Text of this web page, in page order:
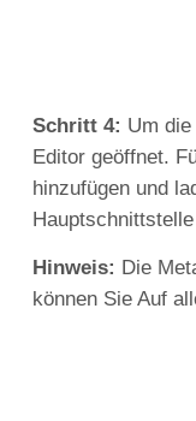
Schritt 4: Um
Editor geöffnet.
hinzufügen und
Hinweis: Die
können Sie Auf